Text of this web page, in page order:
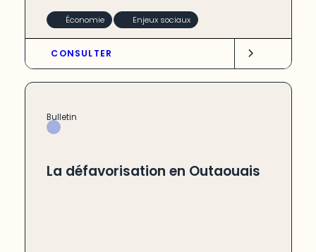
Économie Enjeux sociaux
CONSULTER
Bulletin
La défavorisation en Outaouais